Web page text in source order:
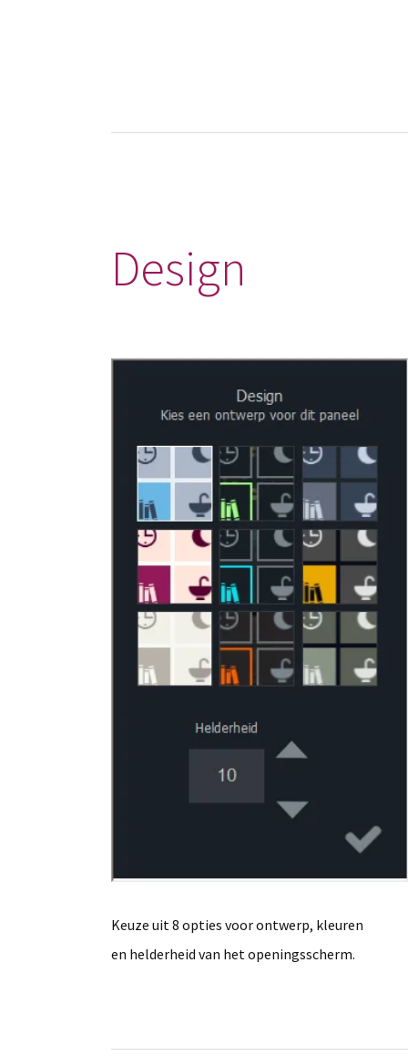
Design
Keuze uit 8 opties voor ontwerp, kleuren
en helderheid van het openingsscherm.